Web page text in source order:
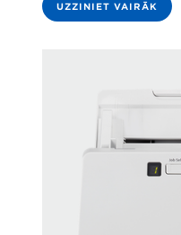
UZZINIET VAIRĀK